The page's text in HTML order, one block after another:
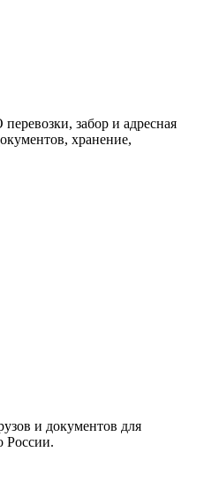
забор и адресная
хранение,
и документов для
России.